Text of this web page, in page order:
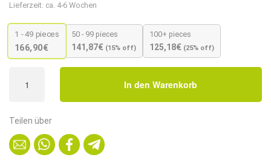
Lieferzeit: ca. 4-6 Wochen
1 - 49 pieces
166,90€
50 - 99 pieces
141,87€ (15% off)
100+ pieces
125,18€ (25% off)
Designer
Barhocker
BST-
9739/61
In den Warenkorb
Teilen über